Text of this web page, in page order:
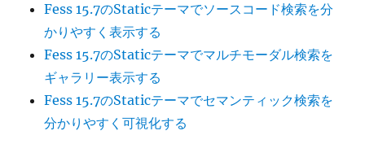
Fess 15.7のStaticテーマでソースコード検索を分
かりやすく表示する
Fess 15.7のStaticテーマでマルチモーダル検索を
ギャラリー表示する
Fess 15.7のStaticテーマでセマンティック検索を
分かりやすく可視化する